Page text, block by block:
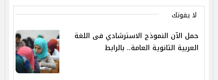
لا يفوتك
حمل الآن النموذج الاسترشادي فى اللغة
العربية الثانوية العامة.. بالرابط